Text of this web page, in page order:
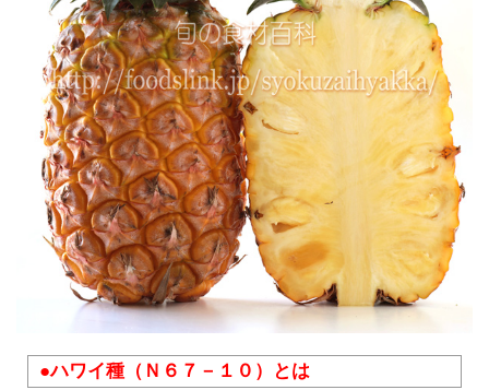
●ハワイ種（Ｎ６７－１０）とは